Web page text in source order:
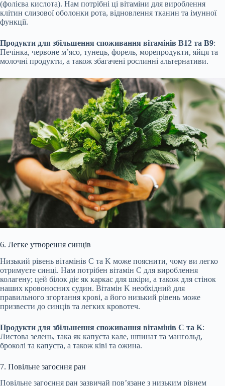
(фолієва кислота). Нам потрібні ці вітаміни для вироблення
клітин слизової оболонки рота, відновлення тканин та імунної
функції.
Продукти для збільшення споживання вітамінів B12 та B9:
Печінка, червоне м’ясо, тунець, форель, морепродукти, яйця та
молочні продукти, а також збагачені рослинні альтернативи.
6. Легке утворення синців
Низький рівень вітамінів C та K може пояснити, чому ви легко
отримуєте синці. Нам потрібен вітамін C для вироблення
колагену; цей білок діє як каркас для шкіри, а також для стінок
наших кровоносних судин. Вітамін K необхідний для
правильного згортання крові, а його низький рівень може
призвести до синців та легких кровотеч.
Продукти для збільшення споживання вітамінів C та K:
Листова зелень, така як капуста кале, шпинат та мангольд,
броколі та капуста, а також ківі та ожина.
7. Повільне загоєння ран
Повільне загоєння ран зазвичай пов’язане з низьким рівнем